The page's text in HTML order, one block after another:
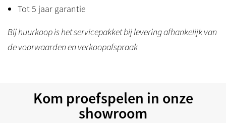
Tot 5 jaar garantie
Bij huurkoop is het servicepakket bij levering afhankelijk van
de voorwaarden en verkoopafspraak
Kom proefspelen in onze
showroom